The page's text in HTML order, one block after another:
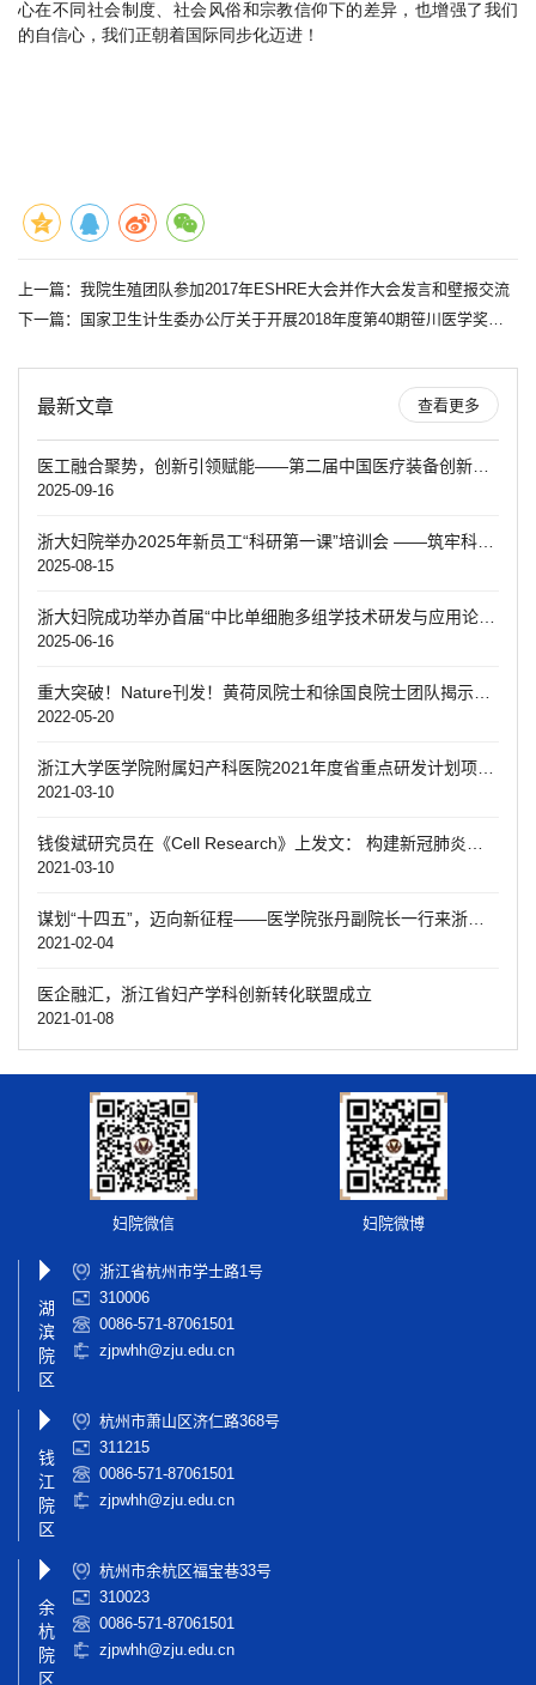
心在不同社会制度、社会风俗和宗教信仰下的差异，也增强了我们
的自信心，我们正朝着国际同步化迈进！
上一篇： 我院生殖团队参加2017年ESHRE大会并作大会发言和壁报交流
下一篇：
国家卫生计生委办公厅关于开展2018年度第40期笹川医学奖学金项目研究员选拔工作的通知
最新文章 查看更多
2025-09-16
2025-08-15
2025-06-16
2022-05-20
2021-03-10
2021-03-10
2021-02-04
医企融汇，浙江省妇产学科创新转化联盟成立
2021-01-08
妇院微信 妇院微博
湖
滨
院
区
浙江省杭州市学士路1号
310006
0086-571-87061501
zjpwhh@zju.edu.cn
钱
江
院
区
杭州市萧山区济仁路368号
311215
0086-571-87061501
zjpwhh@zju.edu.cn
余
杭
院
区
杭州市余杭区福宝巷33号
310023
0086-571-87061501
zjpwhh@zju.edu.cn